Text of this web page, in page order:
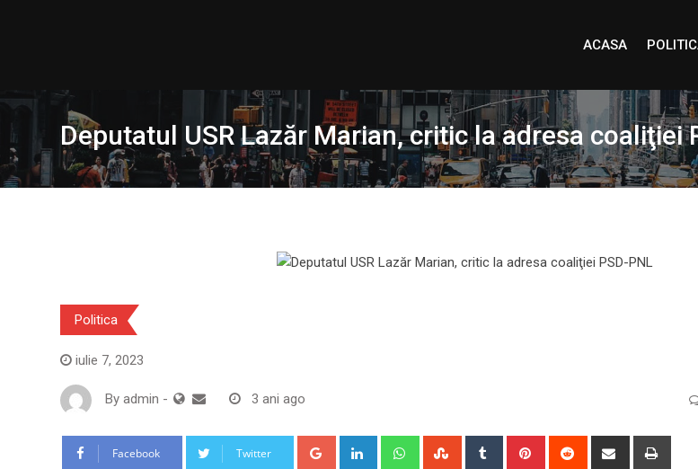
ACASA
Deputatul USR Lazăr Marian, critic la adresa coaliţiei
Politica
iulie 7, 2023
By admin - 3 ani ago
Facebook Twitter Google+ LinkedIn WhatsappStumbleUpon
Tumblr Pinterest Reddit
Share